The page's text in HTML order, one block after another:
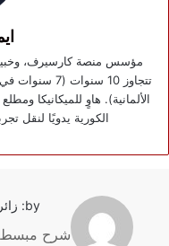
مؤسس منصة كارسيرف، وخبير
الألمانية). هاوٍ للميكانيكا
الكورية يدويًا لنقل
by: زائر
شرح مبسط